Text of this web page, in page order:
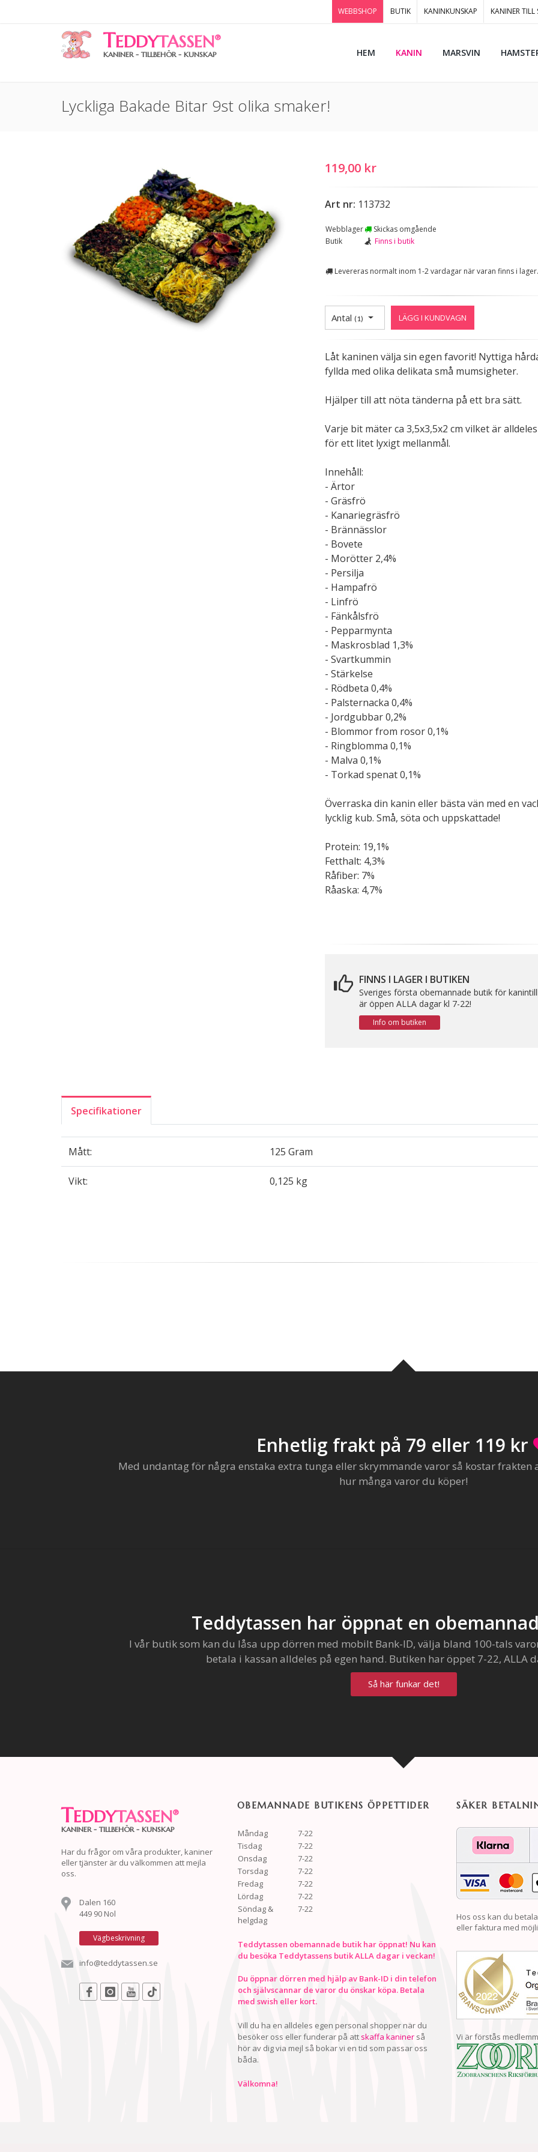
WEBBSHOP BUTIK KANINKUNSKAP KANINER TILL
TEDDYTASSEN®
KANINER - TILLBEHÖR - KUNSKAP HEM KANIN MARSVIN
Lyckliga Bakade Bitar 9st olika smaker!
119,00 kr
Art nr: 113732
Webblager
Skickas omgående
Butik
Finns i butik
Levereras normalt inom 1-2 vardagar när varan finns i lager.
Antal (1) LÄGG I KUNDVAGN
Låt kaninen välja sin egen favorit! Nyttiga
fyllda med olika delikata små mumsigheter.
Hjälper till att nöta tänderna på ett bra sätt.
Varje bit mäter ca 3,5x3,5x2 cm vilket är
för ett litet lyxigt mellanmål.
Innehåll:
- Ärtor
- Gräsfrö
- Kanariegräsfrö
- Brännässlor
- Bovete
- Morötter 2,4%
- Persilja
- Hampafrö
- Linfrö
- Fänkålsfrö
- Pepparmynta
- Maskrosblad 1,3%
- Svartkummin
- Stärkelse
- Rödbeta 0,4%
- Palsternacka 0,4%
- Jordgubbar 0,2%
- Blommor from rosor 0,1%
- Ringblomma 0,1%
- Malva 0,1%
- Torkad spenat 0,1%
Överraska din kanin eller bästa vän med en
lycklig kub. Små, söta och uppskattade!
Protein: 19,1%
Fetthalt: 4,3%
Råfiber: 7%
Råaska: 4,7%
FINNS I LAGER I BUTIKEN
Sveriges första obemannade butik för
är öppen ALLA dagar kl 7-22!
Info om butiken
Specifikationer
Mått: 125 Gram
Vikt: 0,125 kg
Enhetlig frakt på 79 eller 119 kr
Med undantag för några enstaka extra tunga eller skrymmande varor så kostar
hur många varor du köper!
Teddytassen har öppnat en
I vår butik som kan du låsa upp dörren med mobilt Bank-ID, välja bland 100-tals
betala i kassan alldeles på egen hand. Butiken har öppet 7-22, ALLA
Så här funkar det!
TEDDYTASSEN®
KANINER - TILLBEHÖR - KUNSKAP
Har du frågor om våra produkter, kaniner
eller tjänster är du välkommen att mejla
oss.
Dalen 160
449 90 Nol
Vägbeskrivning
info@teddytassen.se
OBEMANNADE BUTIKENS ÖPPETTIDER
Måndag
7-22
Tisdag
7-22
Onsdag
7-22
Torsdag
7-22
Fredag
7-22
Lördag
7-22
Söndag &
helgdag
7-22
Teddytassen obemannade butik har öppnat! Nu kan
du besöka Teddytassens butik ALLA dagar i veckan!
Du öppnar dörren med hjälp av Bank-ID i din telefon
och självscannar de varor du önskar köpa. Betala
med swish eller kort.
Vill du ha en alldeles egen personal shopper när du
besöker oss eller funderar på att skaffa kaninerså
hör av dig via mejl så bokar vi en tid som passar oss
båda.
Välkomna!
SÄKER
Hos oss kan du
eller faktura med
Vi är förstås